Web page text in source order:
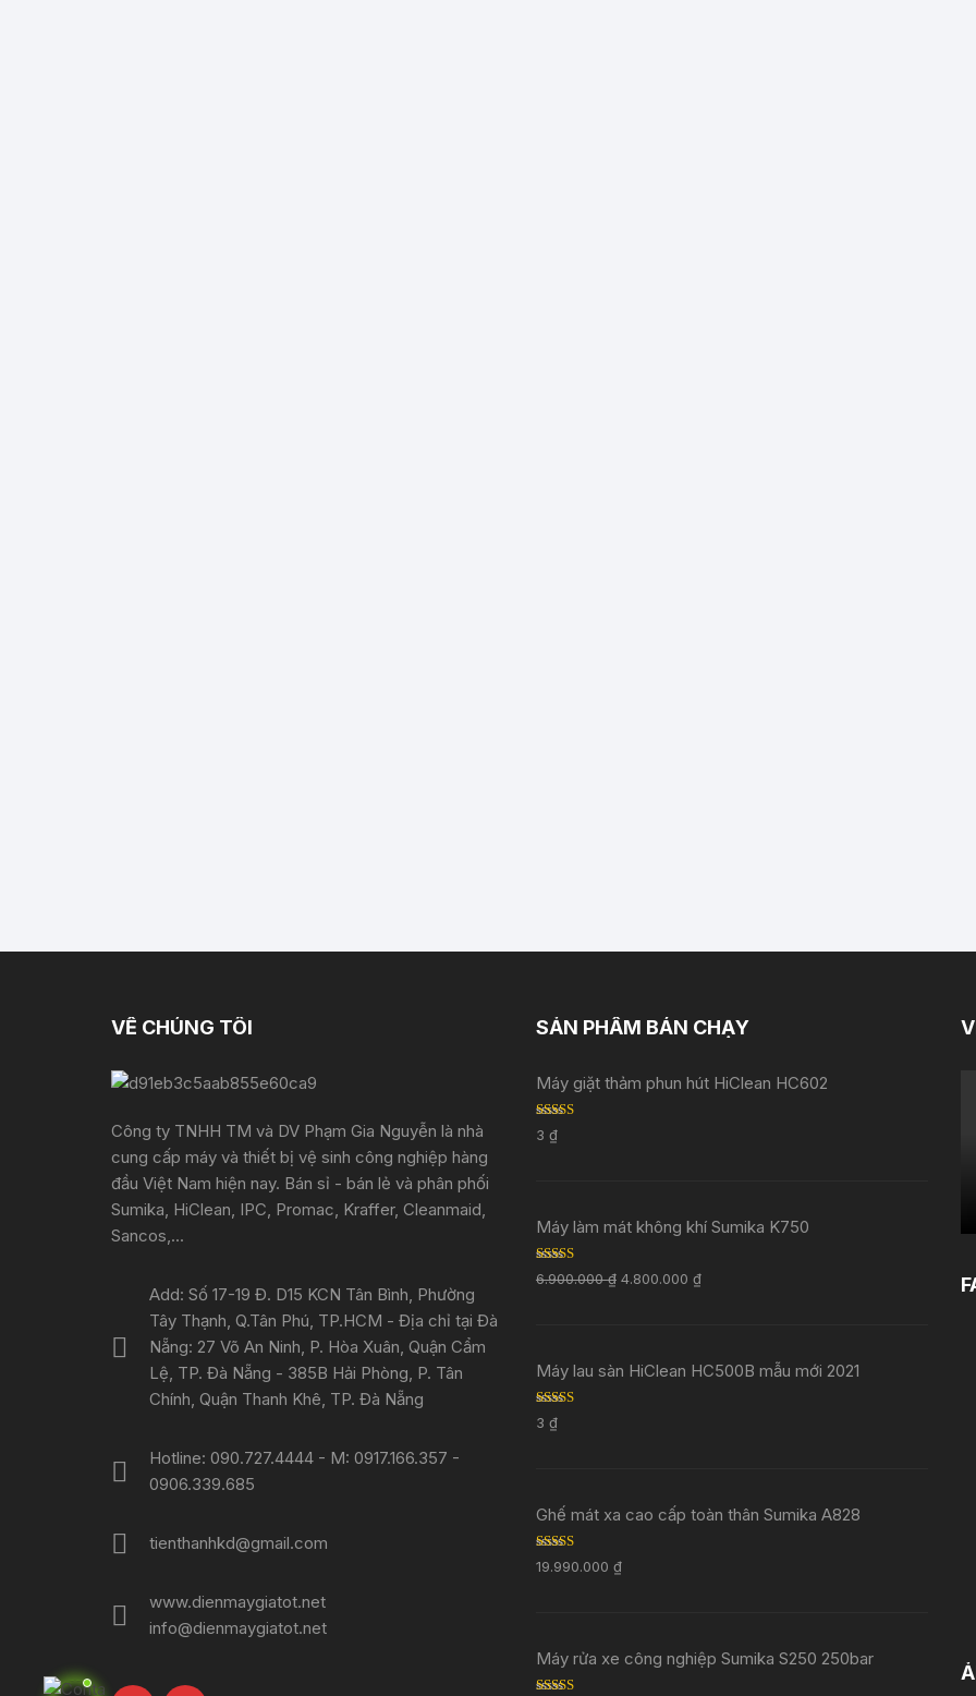
VỀ CHÚNG TÔI
Công ty TNHH TM và DV Phạm Gia Nguyễn là nhà
cung cấp máy và thiết bị vệ sinh công nghiệp hàng
đầu Việt Nam hiện nay. Bán sỉ - bán lẻ và phân phối
Sumika, HiClean, IPC, Promac, Kraffer, Cleanmaid,
Sancos,...
Add: Số 17-19 Đ. D15 KCN Tân Bình, Phường
Tây Thạnh, Q.Tân Phú, TP.HCM - Địa chỉ tại Đà
Nẵng: 27 Võ An Ninh, P. Hòa Xuân, Quận Cẩm
Lệ, TP. Đà Nẵng - 385B Hải Phòng, P. Tân
Chính, Quận Thanh Khê, TP. Đà Nẵng
Hotline: 090.727.4444 - M: 0917.166.357 -
0906.339.685
tienthanhkd@gmail.com
www.dienmaygiatot.net
info@dienmaygiatot.net
SẢN PHẨM BÁN CHẠY
Máy giặt thảm phun hút HiClean HC602
Rated
out of 5
3 ₫
Máy làm mát không khí Sumika K750
Rated 5.00
out of 5
6.900.000₫ 4.800.000 ₫
Máy lau sàn HiClean HC500B mẫu mới 2021
Rated
out of 5
3 ₫
Ghế mát xa cao cấp toàn thân Sumika A828
Rated5.00
out of 5
19.990.000 ₫
Máy rửa xe công nghiệp Sumika S250 250bar